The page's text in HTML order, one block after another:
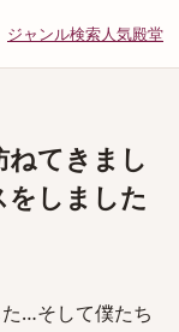
ジャンル検索人気殿堂
てきまし
しました
…そして僕たち